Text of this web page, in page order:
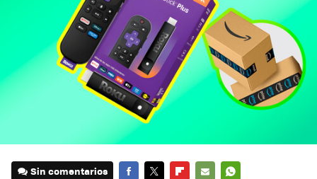
Sin comentarios